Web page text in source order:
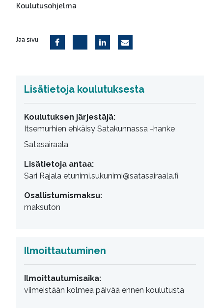
Koulutusohjelma
Jaa sivu
Lisätietoja koulutuksesta
Koulutuksen järjestäjä:
Itsemurhien ehkäisy Satakunnassa -hanke
Satasairaala
Lisätietoja antaa:
Sari Rajala etunimi.sukunimi@satasairaala.fi
Osallistumismaksu:
maksuton
Ilmoittautuminen
Ilmoittautumisaika:
viimeistään kolmea päivää ennen koulutusta